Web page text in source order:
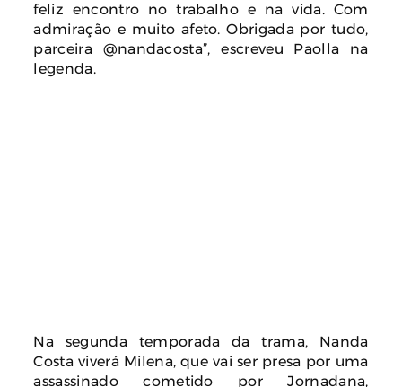
feliz encontro no trabalho e na vida. Com
admiração e muito afeto. Obrigada por tudo,
parceira @nandacosta”, escreveu Paolla na
legenda.
Na segunda temporada da trama, Nanda
Costa viverá Milena, que vai ser presa por uma
assassinado cometido por Jornadana,